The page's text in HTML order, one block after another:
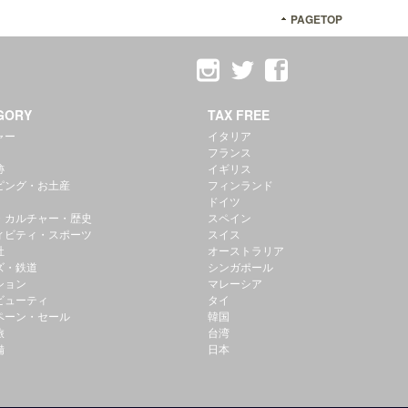
PAGETOP
ー
ング・お土産
カルチャー・歴史
ビティ・スポーツ
・鉄道
ョン
ューティ
ーン・セール
TAX FREE
イタリア
フランス
イギリス
フィンランド
ドイツ
スペイン
スイス
オーストラリア
シンガポール
マレーシア
タイ
韓国
台湾
日本